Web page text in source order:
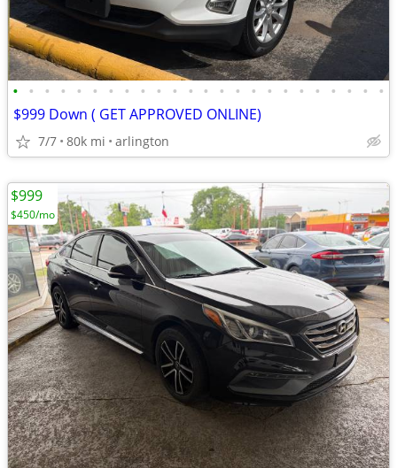
• • • • • • • • • • • • • • • • • • • • • • • •
$999 Down ( GET APPROVED ONLINE)
7/7 80k mi arlington
$999
$450/mo